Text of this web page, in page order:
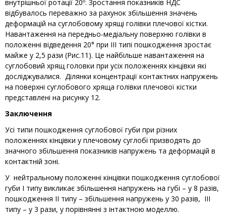
внутрішньої ротації 20º. Зростання показників НДС
відбувалось переважно за рахунок збільшення значень
деформацій на суглобовому хрящі голівки плечової кістки.
Навантаження на передньо-медіальну поверхню голівки в
положенні відведення 20° при III типі пошкодження зростає
майже у 2,5 рази (Рис.11). Це найбільше навантаження на
суглобовий хрящ головки при усіх положеннях кінцівки які
досліджувалися. Ділянки концентрації контактних напружень
на поверхні суглобового хряща голівки плечової кістки
представлені на рисунку 12.
Заключення
Усі типи пошкодження суглобової губи при різних
положеннях кінцівки у плечовому суглобі призводять до
значного збільшення показників напружень та деформацій в
контактній зоні.
У нейтральному положенні кінцівки пошкодження суглобової
губи І типу викликає збільшення напружень на губі – у 8 разів,
пошкодження ІІ типу – збільшення напружень у 30 разів, ІІІ
типу – у 3 рази, у порівнянні з інтактною моделлю.